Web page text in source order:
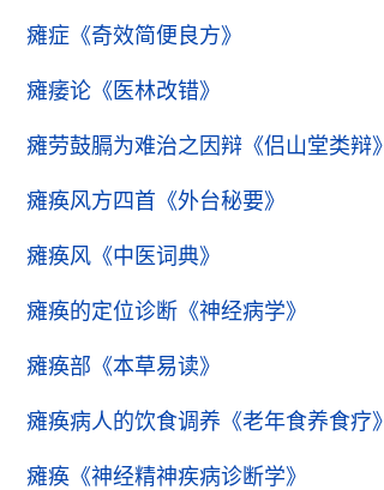
瘫症 《奇效简便良方》
瘫痿论 《医林改错》
瘫劳鼓膈为难治之因辩 《侣山堂类辩》
瘫痪风方四首 《外台秘要》
瘫痪风 《中医词典》
瘫痪的定位诊断 《神经病学》
瘫痪部 《本草易读》
瘫痪病人的饮食调养 《老年食养食疗》
瘫痪 《神经精神疾病诊断学》